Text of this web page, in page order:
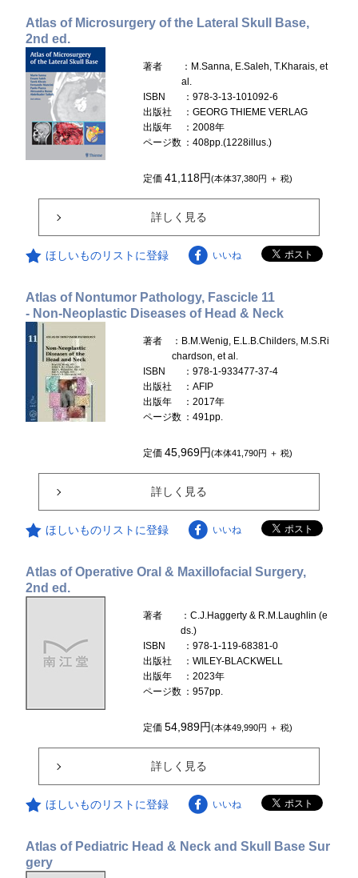
Atlas of Microsurgery of the Lateral Skull Base,
2nd ed.
著者
：M.Sanna, E.Saleh, T.Kharais, et
al.
ISBN
：978-3-13-101092-6
出版社
：GEORG THIEME VERLAG
出版年
：2008年
ページ数 ：408pp.(1228illus.)
定価41,118円(本体37,380円 ＋ 税)
詳しく見る
ほしいものリストに登録 いいね
Atlas of Nontumor Pathology, Fascicle 11
- Non-Neoplastic Diseases of Head & Neck
著者
：B.M.Wenig, E.L.B.Childers, M.S.Ri
chardson, et al.
ISBN
：978-1-933477-37-4
出版社
：AFIP
出版年
：2017年
ページ数 ：491pp.
定価45,969円(本体41,790円 ＋ 税)
詳しく見る
ほしいものリストに登録 いいね
Atlas of Operative Oral & Maxillofacial Surgery,
2nd ed.
著者
：C.J.Haggerty & R.M.Laughlin (e
ds.)
ISBN
：978-1-119-68381-0
出版社
：WILEY-BLACKWELL
出版年
：2023年
ページ数 ：957pp.
定価54,989円(本体49,990円 ＋ 税)
詳しく見る
ほしいものリストに登録 いいね
Atlas of Pediatric Head & Neck and Skull Base Sur
gery